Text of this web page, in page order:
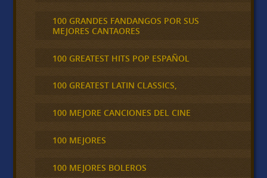
100 GRANDES FANDANGOS POR SUS
MEJORES CANTAORES
100 GREATEST HITS POP ESPAÑOL
100 GREATEST LATIN CLASSICS,
100 MEJORE CANCIONES DEL CINE
100 MEJORES
100 MEJORES BOLEROS